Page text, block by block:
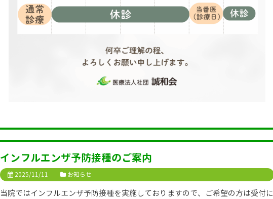
インフルエンザ予防接種のご案内
2025/11/11 お知らせ
当院ではインフルエンザ予防接種を実施しておりますので、ご希望の方は受付に